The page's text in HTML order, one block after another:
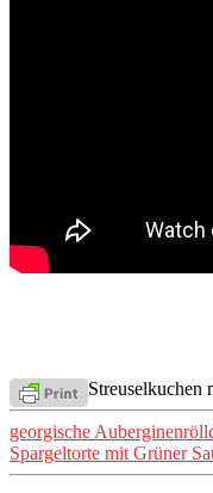
Streuselkuchen
Beitragsnavigation
georgische
Spargeltorte mit Grüner